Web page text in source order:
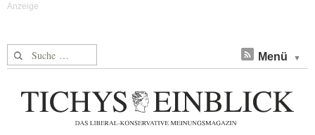
Suche nach: Menü